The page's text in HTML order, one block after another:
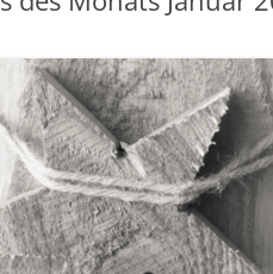
FRIEDEN
ISK – SCHUTZKONZEPT
IN DER NÄHE